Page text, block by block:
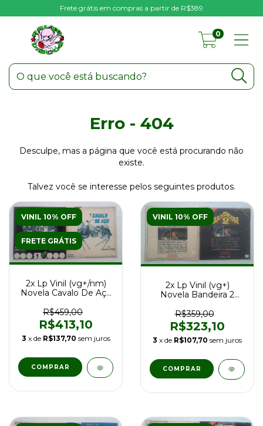
Frete grátis em compras a partir de R$389
0
Erro - 404
Desculpe, mas a página que você está procurando não
existe.
Talvez você se interesse pelos seguintes produtos.
VINIL 10% OFF
FRETE GRÁTIS
2x Lp Vinil (vg+/nm)
Novela Cavalo De Aço
R$459,00
R$413,10
3 x de R$137,70 sem juros
VINIL 10% OFF
2x Lp Vinil (vg+)
Novela Bandeira 2
1971
R$359,00
R$323,10
3 x de R$107,70 sem juros